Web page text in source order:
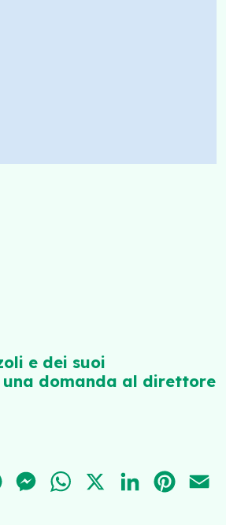
e dei suoi
domanda al direttore
FACEBOOKMESSENGER
WHATSAPPLINKEDIN